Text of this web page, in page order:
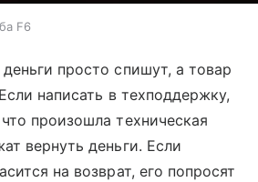
F6
просто спишут, а товар
написать в техподдержку,
произошла техническая
вернуть деньги. Если
на возврат, его попросят